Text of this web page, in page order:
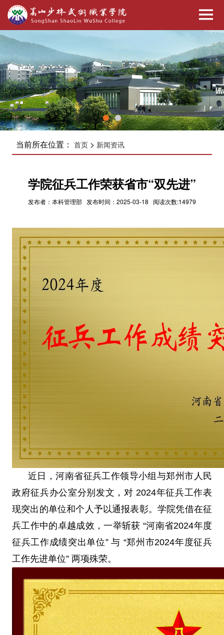
当前所在位置： 首页> 新闻资讯
学院征兵工作荣获省市“双先进”
发布者：本科管理部 发布时间：2025-03-18 阅读次数:14979
近日，河南省征兵工作领导小组与郑州市人民
政府征兵办公室分别发文，对 2024年征兵工作表
现突出的单位和个人予以通报表彰。学院凭借在征
兵工作中的卓越成效，一举斩获 “河南省2024年度
征兵工作成绩突出单位” 与 “郑州市2024年度征兵
工作先进单位” 两项殊荣。